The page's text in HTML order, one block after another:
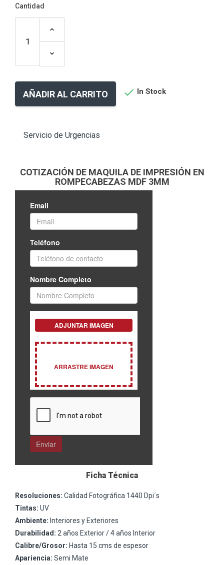
Cantidad
AÑADIR AL CARRITO  In Stock
Servicio de Urgencias
COTIZACIÓN DE MAQUILA DE IMPRESIÓN EN
ROMPECABEZAS MDF 3MM
Ficha Técnica
Resoluciones: Calidad Fotográfica 1440 Dpi´s
Tintas: UV
Ambiente: Interiores y Exteriores
Durabilidad: 2 años Exterior / 4 años Interior
Calibre/Grosor: Hasta 15 cms de espesor
Apariencia: Semi Mate